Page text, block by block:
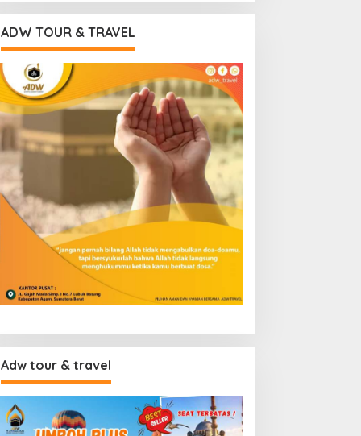
ADW TOUR & TRAVEL
Adw tour & travel